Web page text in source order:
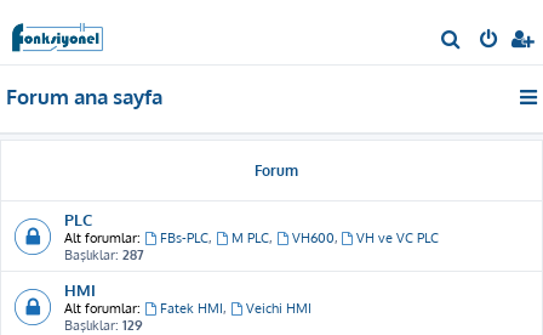
r
Forum ana sayfa
Forum
PLC
Alt forumlar: FBs-PLC, M PLC, VH600,
VH ve VC PLC
Başlıklar: 287
HMI
Alt forumlar: Fatek HMI,
Veichi HMI
Başlıklar: 129